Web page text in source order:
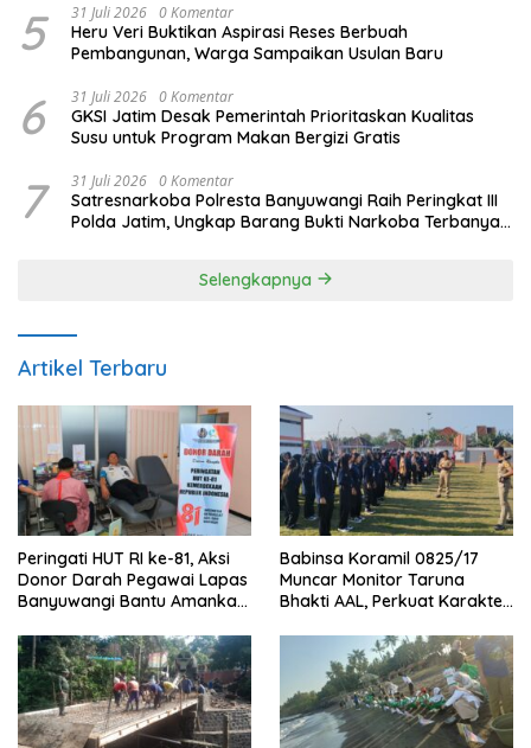
5 31 Juli 2026 0 Komentar
Heru Veri Buktikan Aspirasi Reses Berbuah
Pembangunan, Warga Sampaikan Usulan Baru
6 31 Juli 2026 0 Komentar
GKSI Jatim Desak Pemerintah Prioritaskan Kualitas
Susu untuk Program Makan Bergizi Gratis
7 31 Juli 2026 0 Komentar
Satresnarkoba Polresta Banyuwangi Raih Peringkat III
Polda Jatim, Ungkap Barang Bukti Narkoba Terbanyak
Selengkapnya
Artikel Terbaru
Peringati HUT RI ke-81, Aksi
Donor Darah Pegawai Lapas
Banyuwangi Bantu Amankan
Babinsa Koramil 0825/17
Muncar Monitor Taruna
Bhakti AAL, Perkuat Karakter
Sekolah Rakyat